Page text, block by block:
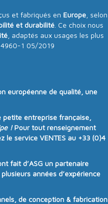
et fabriqués en Europe , selon
et durabilité . Ce choix nous
, adaptés aux usages les plus
1 05/2019
européenne de qualité , une
petite entreprise française
!Pour tout renseignement
le service VENTES au +33 (0)4
fait d’ASG un partenaire
années d’expérience
de conception & fabrication